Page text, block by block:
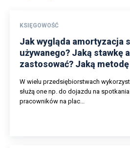
KSIĘGOWOŚĆ
Jak wygląda amortyzacja
używanego? Jaką stawkę
zastosować? Jaką
W wielu przedsiębiorstwach
służą one np. do dojazdu na
pracowników na plac...